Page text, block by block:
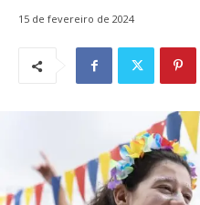
15 de fevereiro de 2024